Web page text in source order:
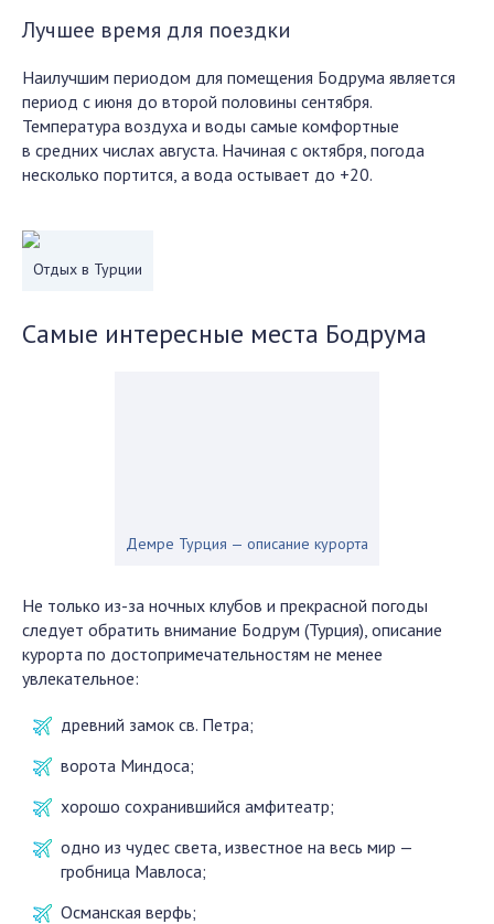
Лучшее время для поездки
Наилучшим периодом для помещения Бодрума является
период с июня до второй половины сентября.
Температура воздуха и воды самые комфортные
в средних числах августа. Начиная с октября, погода
несколько портится, а вода остывает до +20.
Отдых в Турции
Самые интересные места Бодрума
Демре Турция — описание курорта
Не только из-за ночных клубов и прекрасной погоды
следует обратить внимание Бодрум (Турция), описание
курорта по достопримечательностям не менее
увлекательное:
древний замок св. Петра;
ворота Миндоса;
хорошо сохранившийся амфитеатр;
одно из чудес света, известное на весь мир —
гробница Мавлоса;
Османская верфь;